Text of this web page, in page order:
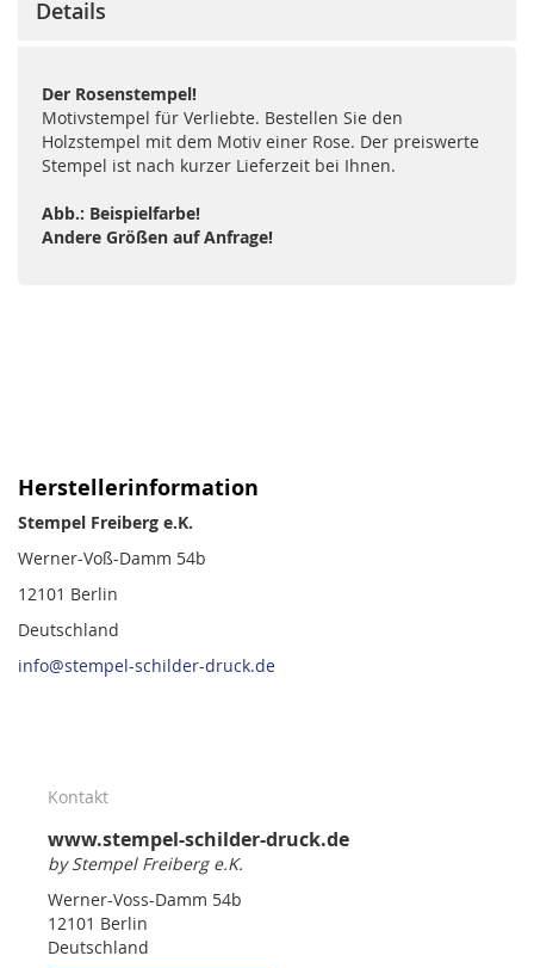
Details
Der Rosenstempel!
Motivstempel für Verliebte. Bestellen Sie den
Holzstempel mit dem Motiv einer Rose. Der preiswerte
Stempel ist nach kurzer Lieferzeit bei Ihnen.
Abb.: Beispielfarbe!
Andere Größen auf Anfrage!
Herstellerinformation
Stempel Freiberg e.K.
Werner-Voß-Damm 54b
12101 Berlin
Deutschland
info@stempel-schilder-druck.de
Kontakt
www.stempel-schilder-druck.de
by Stempel Freiberg e.K.
Werner-Voss-Damm 54b
12101 Berlin
Deutschland